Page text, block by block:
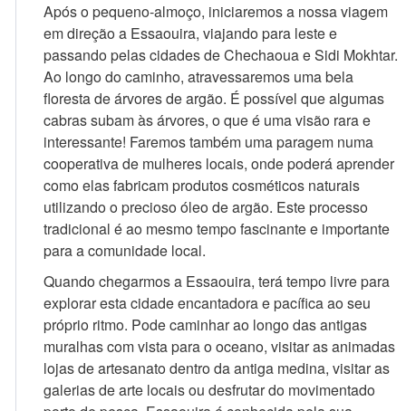
Após o pequeno-almoço, iniciaremos a nossa viagem
em direção a Essaouira, viajando para leste e
passando pelas cidades de Chechaoua e Sidi Mokhtar.
Ao longo do caminho, atravessaremos uma bela
floresta de árvores de argão. É possível que algumas
cabras subam às árvores, o que é uma visão rara e
interessante! Faremos também uma paragem numa
cooperativa de mulheres locais, onde poderá aprender
como elas fabricam produtos cosméticos naturais
utilizando o precioso óleo de argão. Este processo
tradicional é ao mesmo tempo fascinante e importante
para a comunidade local.
Quando chegarmos a Essaouira, terá tempo livre para
explorar esta cidade encantadora e pacífica ao seu
próprio ritmo. Pode caminhar ao longo das antigas
muralhas com vista para o oceano, visitar as animadas
lojas de artesanato dentro da antiga medina, visitar as
galerias de arte locais ou desfrutar do movimentado